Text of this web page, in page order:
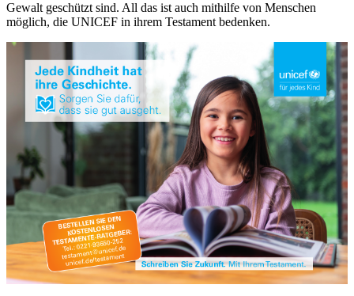
Gewalt geschützt sind. All das ist auch mithilfe von Menschen
möglich, die UNICEF in ihrem Testament bedenken.